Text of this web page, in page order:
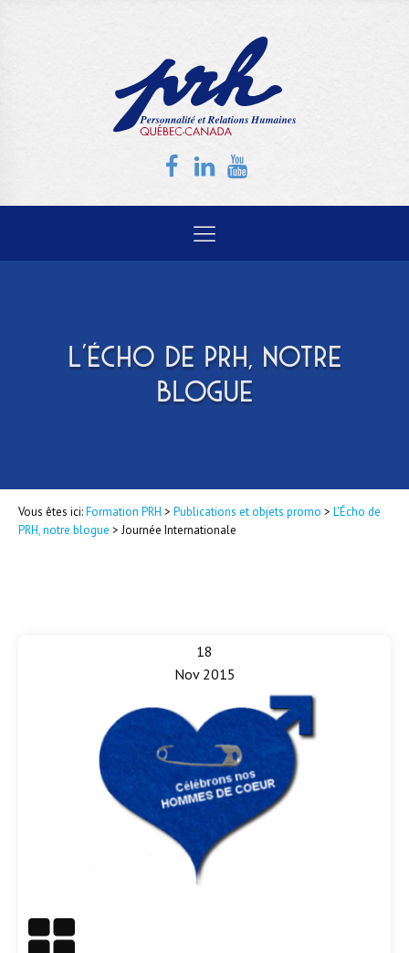
L'ÉCHO DE PRH, NOTRE
BLOGUE
Vous êtes ici:Formation PRH > Publications et objets promo > L'Écho de
PRH, notre blogue > Journée Internationale
18
Nov 2015